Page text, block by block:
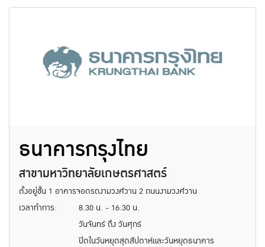
ธนาคารกรุงไทย
สาขามหาวิทยาลัยเกษตรศาสตร์
ตั้งอยู่ชั้น 1 อาคารจอดรถงามวงศ์วาน 2 ถนนงามวงศ์วาน
เวลาทำการ:
8.30 น. - 16.30 น.
วันจันทร์ ถึง วันศุกร์
ปิดในวันหยุดสุดสัปดาห์และวันหยุดธนาคาร